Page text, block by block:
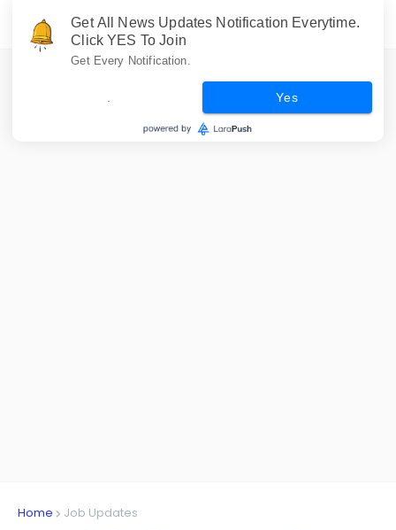
Home Job Updates
Get All News Updates Notification Everytime.
Click YES To Join
Get Every Notification.
Yes